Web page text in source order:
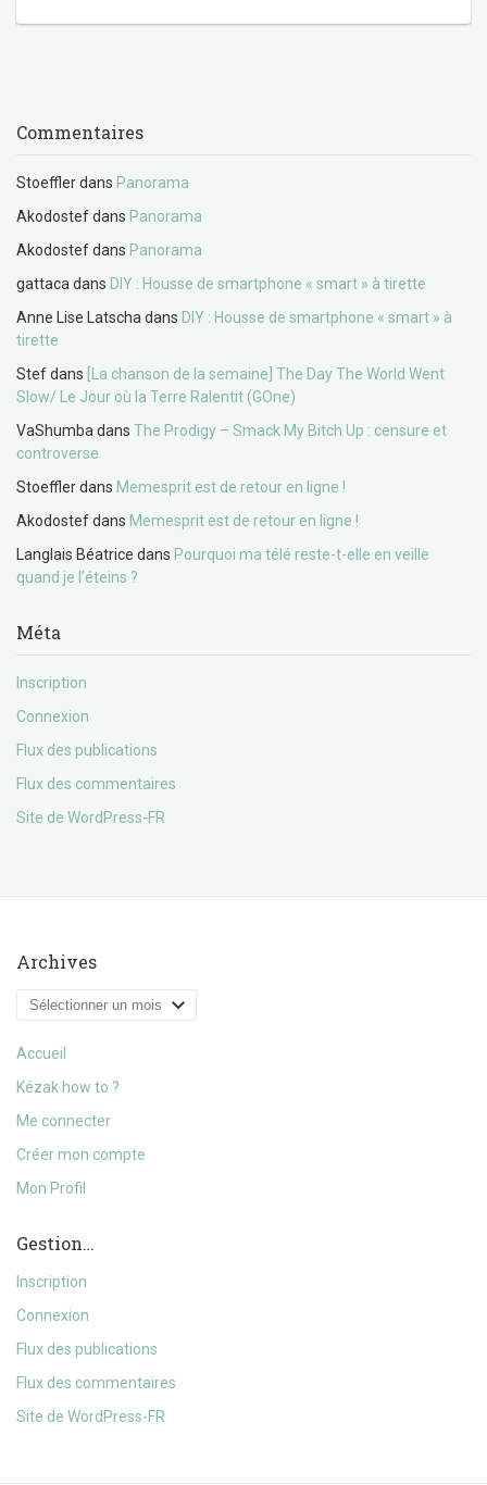
Commentaires
Stoefflerdans Panorama
Akodostefdans Panorama
Akodostefdans Panorama
gattaca dans DIY : Housse de smartphone « smart » à tirette
Anne Lise Latscha dans DIY : Housse de smartphone « smart » à
tirette
Stefdans
[La chanson de la semaine] The Day The World Went
Slow/ Le Jour où la Terre Ralentit (GOne)
VaShumba dans The Prodigy – Smack My Bitch Up : censure et
controverse
Stoefflerdans Memesprit est de retour en ligne !
Akodostefdans Memesprit est de retour en ligne !
Langlais Béatrice dans Pourquoi ma télé reste-t-elle en veille
quand je l’éteins ?
Méta
Inscription
Connexion
Flux des publications
Flux des commentaires
Site de WordPress-FR
Archives
Archives
Accueil
Kézak how to ?
Me connecter
Créer mon compte
Mon Profil
Gestion…
Inscription
Connexion
Flux des publications
Flux des commentaires
Site de WordPress-FR